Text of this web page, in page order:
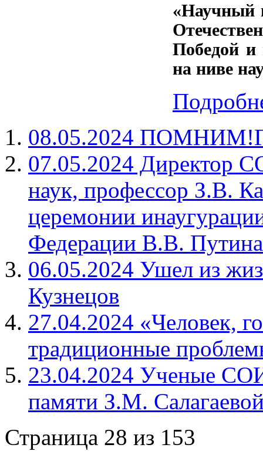
Победой и
на ниве
08.05.2024
07.05.2024 Директор
наук, профессор З.В.
церемонии
Федерации В.В. Путина
06.05.2024 Ушел из
Кузнецов
27.04.2024 «Человек,
традиционные
23.04.2024 Ученые
памяти З.М.
Страница 28 из 153